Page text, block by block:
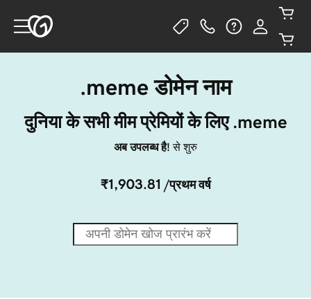
.meme डोमेन नाम
दुनिया के सभी मीम प्रेमियों के लिए .meme
अब उपलब्ध है!से शुरु
₹1,903.81 /प्रथम वर्ष